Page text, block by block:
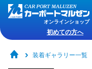
オンラインショップ
初めての方へ
装着ギャラリー一覧